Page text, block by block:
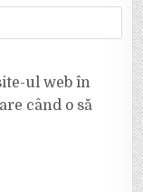
ul web în
când o să